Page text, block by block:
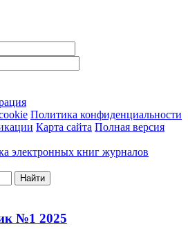
Политика конфиденциальности
Карта сайта Полная версия
электронных книг журналов
Найти
№1 2025